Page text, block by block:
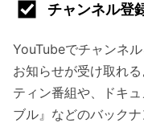
チャンネル登
YouTubeでチャンネ
お知らせが受け取れ
ティン番組や、ドキ
ブル』などのバック